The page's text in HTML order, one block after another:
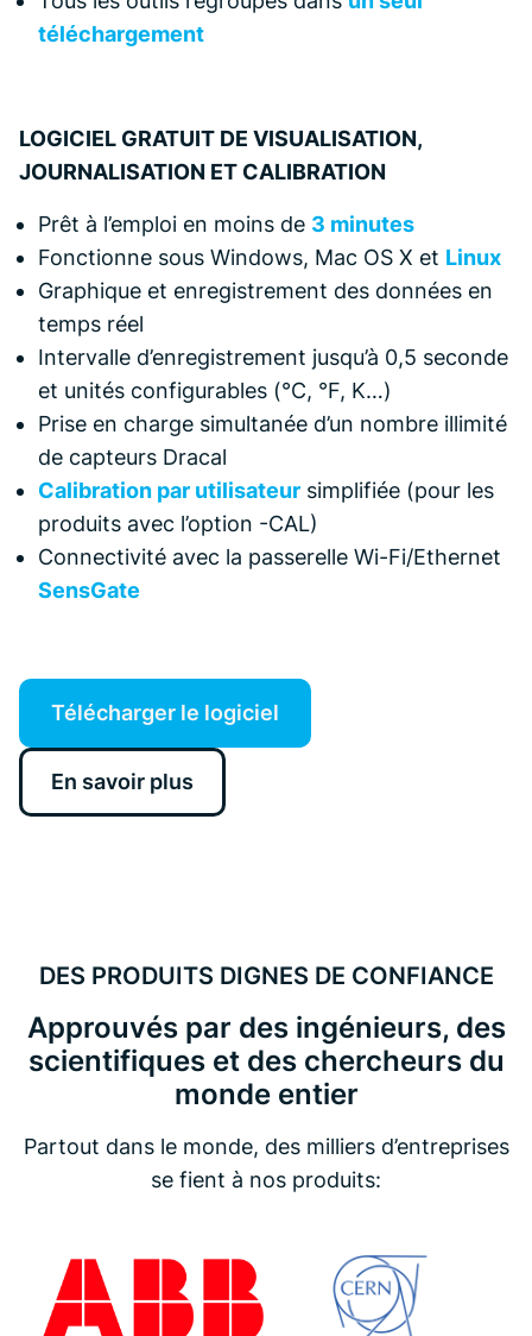
téléchargement
LOGICIEL GRATUIT DE VISUALISATION,
JOURNALISATION ET CALIBRATION
Prêt à l’emploi en moins de 3 minutes
Fonctionne sous Windows, Mac OS X et Linux
Graphique et enregistrement des données en
temps réel
Intervalle d’enregistrement jusqu’à 0,5 seconde
et unités configurables (°C, °F, K…)
Prise en charge simultanée d’un nombre illimité
de capteurs Dracal
Calibration par utilisateur simplifiée (pour les
produits avec l’option -CAL)
Connectivité avec la passerelle Wi-Fi/Ethernet
SensGate
Télécharger le logiciel
En savoir plus
DES PRODUITS DIGNES DE CONFIANCE
Approuvés par des ingénieurs, des
scientifiques et des chercheurs du
monde entier
Partout dans le monde, des milliers d’entreprises
se fient à nos produits: